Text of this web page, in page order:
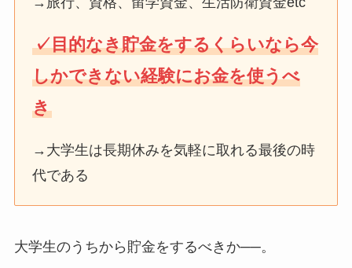
✓目的なき貯金をするくらいなら今
しかできない経験にお金を使うべ
き
→大学生は長期休みを気軽に取れる最後の時
代である
大学生のうちから貯金をするべきか──。